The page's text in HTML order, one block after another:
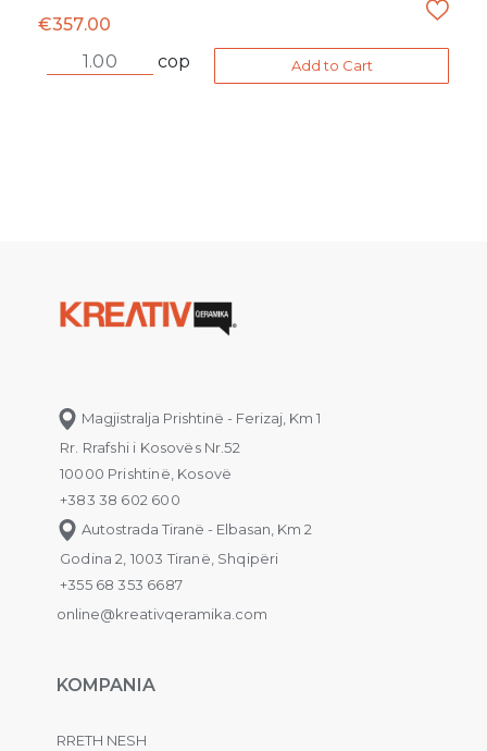
€357.00
cop
Add to Cart
Magjistralja Prishtinë - Ferizaj, Km 1
Rr. Rrafshi i Kosovës Nr.52
10000 Prishtinë, Kosovë
+383 38 602 600
Autostrada Tiranë - Elbasan, Km 2
Godina 2, 1003 Tiranë, Shqipëri
+355 68 353 6687
online@kreativqeramika.com
KOMPANIA
RRETH NESH